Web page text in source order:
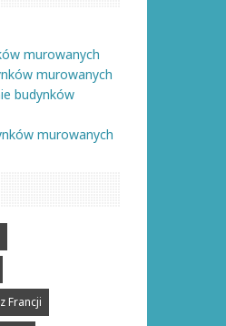
murowanych
murowanych
budynków
murowanych
Francji